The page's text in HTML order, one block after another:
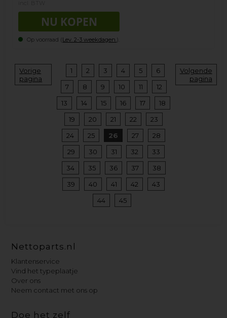
Op voorraad (Lev. 2-3 weekdagen. ).
Vorige
pagina
1 2 3 4 5
6
7
8 9 10 11
12
13
14 15 16 17
18
19
20 21 22
23
24
25 26 27
28
29
30 31 32
33
34
35 36 37
38
39
40 41 42
43
44
45
Volgende
pagina
Nettoparts.nl
Klantenservice
Vind het typeplaatje
Over ons
Neem contact met ons op
Doe het zelf